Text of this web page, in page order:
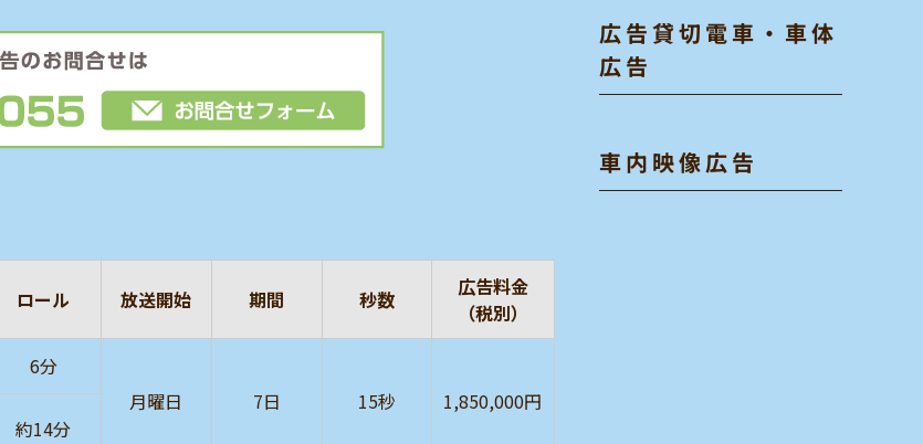
ロール 放送開始 期間 秒数
広告料金
（税別）
6分
月曜日
7日 15秒
1,850,000円
約14分
広告貸切電車・車体
広告
車内映像広告